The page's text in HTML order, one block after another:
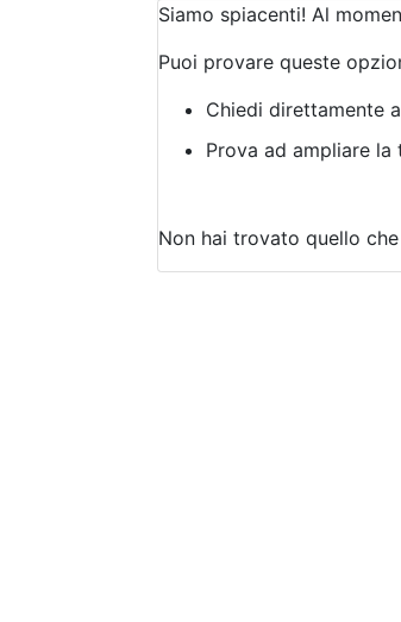
Siamo spiacenti! Al
Puoi provare queste
Chiedi direttamente
Prova ad ampliare
Non hai trovato quello